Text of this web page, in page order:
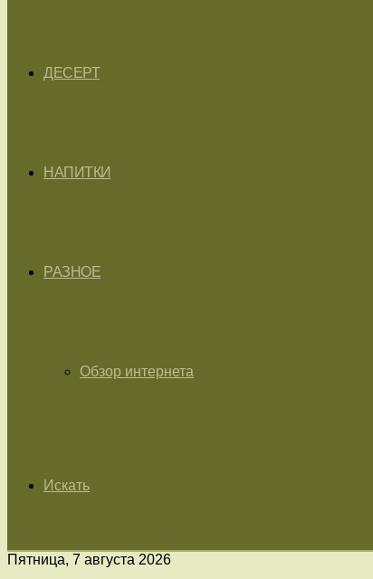
ДЕСЕРТ
НАПИТКИ
РАЗНОЕ
Обзор интернета
Искать
Пятница, 7 августа 2026